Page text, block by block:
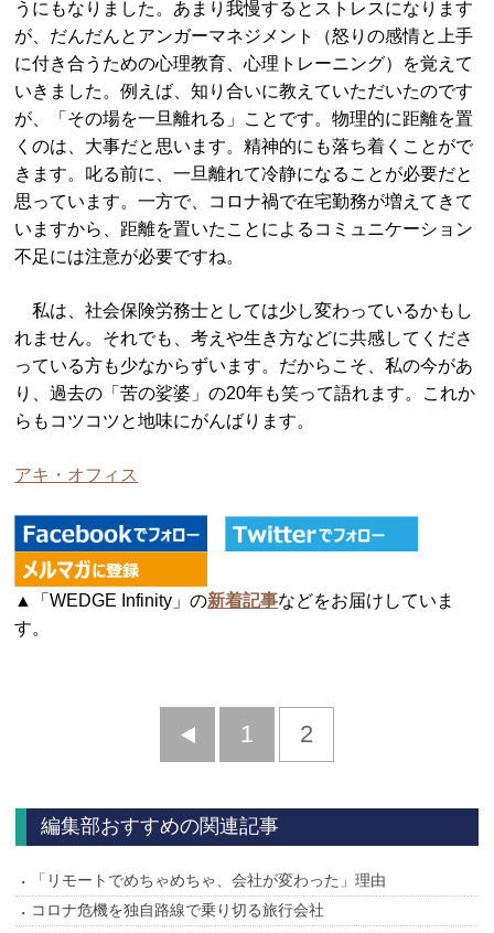
うにもなりました。あまり我慢するとストレスになります
が、だんだんとアンガーマネジメント（怒りの感情と上手
に付き合うための心理教育、心理トレーニング）を覚えて
いきました。例えば、知り合いに教えていただいたのです
が、「その場を一旦離れる」ことです。物理的に距離を置
くのは、大事だと思います。精神的にも落ち着くことがで
きます。叱る前に、一旦離れて冷静になることが必要だと
思っています。一方で、コロナ禍で在宅勤務が増えてきて
いますから、距離を置いたことによるコミュニケーション
不足には注意が必要ですね。
私は、社会保険労務士としては少し変わっているかもし
れません。それでも、考えや生き方などに共感してくださ
っている方も少なからずいます。だからこそ、私の今があ
り、過去の「苦の娑婆」の20年も笑って語れます。これか
らもコツコツと地味にがんばります。
アキ・オフィス
▲「WEDGE Infinity」の新着記事などをお届けしていま
す。
前
1 2
編集部おすすめの関連記事
「リモートでめちゃめちゃ、会社が変わった」理由
コロナ危機を独自路線で乗り切る旅行会社